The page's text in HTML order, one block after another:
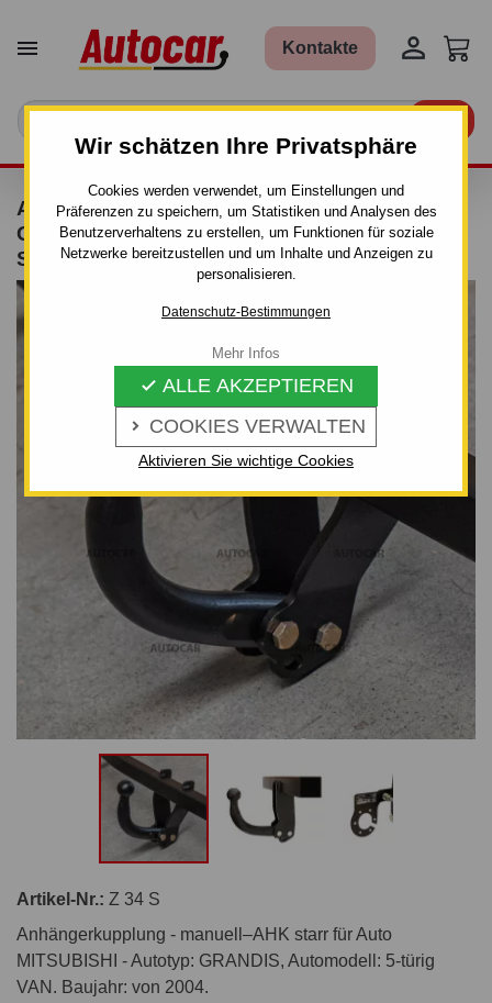
Wir schätzen Ihre Privatsphäre
Cookies werden verwendet, um Einstellungen und
Präferenzen zu speichern, um Statistiken und Analysen des
Benutzerverhaltens zu erstellen, um Funktionen für soziale
Netzwerke bereitzustellen und um Inhalte und Anzeigen zu
personalisieren.
Datenschutz-Bestimmungen
 COOKIES VERWALTEN
 ALLE AKZEPTIEREN
Aktivieren Sie wichtige Cookies
Mehr Infos
 Kontakte 
ANHÄNGERKUPPLUNG FÜR MITSUBISHI
GRANDIS - 5-TÜRIG VAN - MANUALL–AHK
STARR - VON 2004
Artikel-Nr.: Z 34 S
Anhängerkupplung - manuell–AHK starr für Auto
MITSUBISHI - Autotyp: GRANDIS, Automodell: 5-türig
VAN. Baujahr: von 2004.